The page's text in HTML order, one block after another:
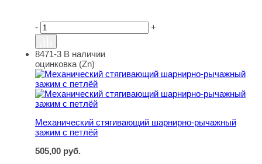
- +
Механический стягивающий шарнирно-рычажный
8471-3 В наличии
оцинковка (Zn)
Механический стягивающий шарнирно-рычажный
зажим с петлёй
505,00 руб.